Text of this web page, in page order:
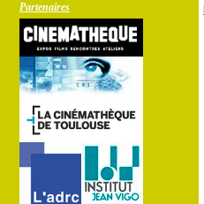
Partenaires